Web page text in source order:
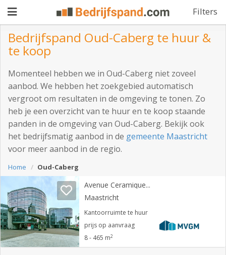
Filters
aanbieden
Pand
zoeken
Waarom
adverteren
Premium
Registreren
Login
Bedrijfspand Oud-Caberg te huur &
te koop
Momenteel hebben we in Oud-Caberg niet zoveel
aanbod. We hebben het zoekgebied automatisch
vergroot om resultaten in de omgeving te tonen. Zo
heb je een overzicht van te huur en te koop staande
panden in de omgeving van Oud-Caberg. Bekijk ook
het bedrijfsmatig aanbod in de gemeente Maastricht
voor meer aanbod in de regio.
Home Oud-Caberg
Avenue Ceramique 221
Maastricht
Kantoorruimte te huur
prijs op aanvraag
8 - 465 m2